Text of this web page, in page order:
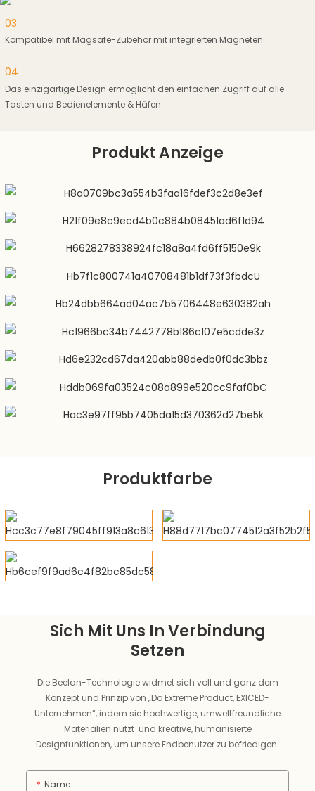
03
Kompatibel mit Magsafe-Zubehör mit integrierten Magneten.
04
Das einzigartige Design ermöglicht den einfachen Zugriff auf alle
Tasten und Bedienelemente & Häfen
Produkt Anzeige
Produktfarbe
Sich Mit Uns In Verbindung
Setzen
Die Beelan-Technologie widmet sich voll und ganz dem
Konzept und Prinzip von „Do Extreme Product, EXICED-
Unternehmen“, indem sie hochwertige, umweltfreundliche
Materialien nutzt und kreative, humanisierte
Designfunktionen, um unsere Endbenutzer zu befriedigen.
Name